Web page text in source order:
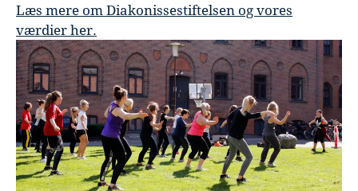
Læs mere om Diakonissestiftelsen og vores
værdier her.